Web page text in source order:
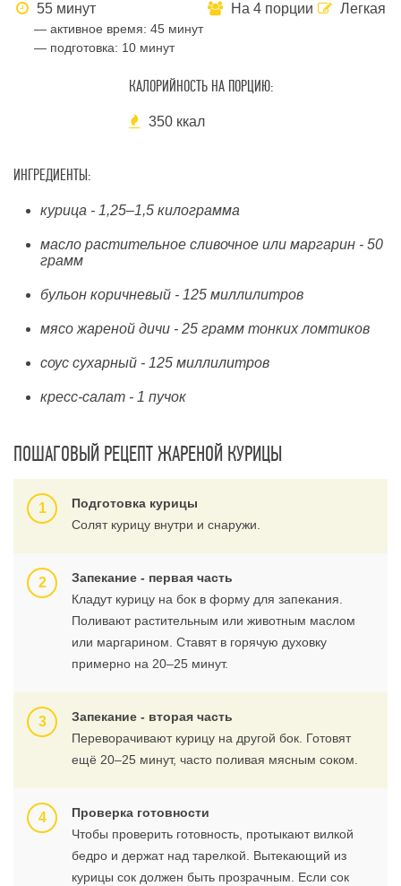
55 минут
— активное время: 45 минут
— подготовка: 10 минут
На 4 порции Легкая
КАЛОРИЙНОСТЬ НА ПОРЦИЮ:
350 ккал
ИНГРЕДИЕНТЫ:
курица - 1,25–1,5 килограмма
масло растительное сливочное или маргарин - 50
грамм
бульон коричневый - 125 миллилитров
мясо жареной дичи - 25 грамм тонких ломтиков
соус сухарный - 125 миллилитров
кресс-салат - 1 пучок
ПОШАГОВЫЙ РЕЦЕПТ ЖАРЕНОЙ КУРИЦЫ
Подготовка курицы
Солят курицу внутри и снаружи.
Запекание - первая часть
Кладут курицу на бок в форму для запекания.
Поливают растительным или животным маслом
или маргарином. Ставят в горячую духовку
примерно на 20–25 минут.
Запекание - вторая часть
Переворачивают курицу на другой бок. Готовят
ещё 20–25 минут, часто поливая мясным соком.
Проверка готовности
Чтобы проверить готовность, протыкают вилкой
бедро и держат над тарелкой. Вытекающий из
курицы сок должен быть прозрачным. Если сок